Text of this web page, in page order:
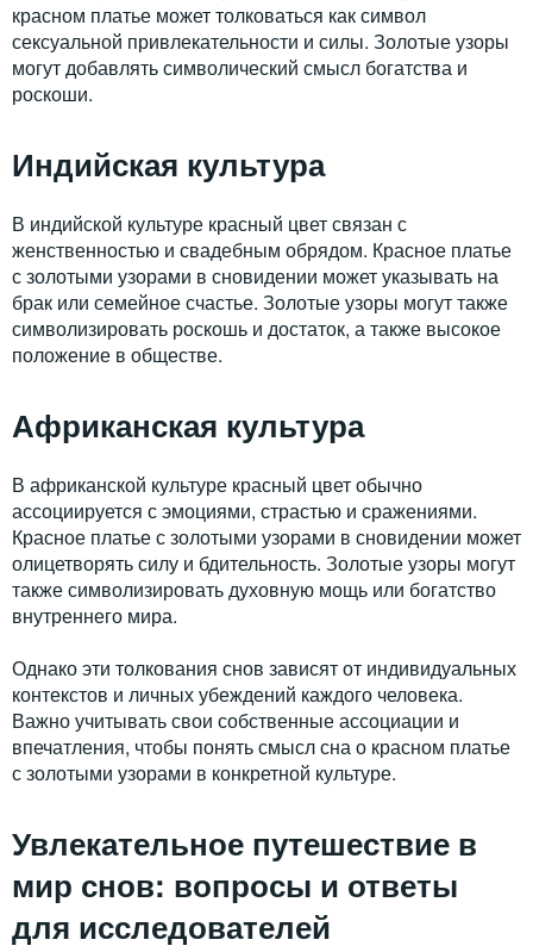
красном платье может толковаться как символ
сексуальной привлекательности и силы. Золотые узоры
могут добавлять символический смысл богатства и
роскоши.
Индийская культура
В индийской культуре красный цвет связан с
женственностью и свадебным обрядом. Красное платье
с золотыми узорами в сновидении может указывать на
брак или семейное счастье. Золотые узоры могут также
символизировать роскошь и достаток, а также высокое
положение в обществе.
Африканская культура
В африканской культуре красный цвет обычно
ассоциируется с эмоциями, страстью и сражениями.
Красное платье с золотыми узорами в сновидении может
олицетворять силу и бдительность. Золотые узоры могут
также символизировать духовную мощь или богатство
внутреннего мира.
Однако эти толкования снов зависят от индивидуальных
контекстов и личных убеждений каждого человека.
Важно учитывать свои собственные ассоциации и
впечатления, чтобы понять смысл сна о красном платье
с золотыми узорами в конкретной культуре.
Увлекательное путешествие в
мир снов: вопросы и ответы
для исследователей